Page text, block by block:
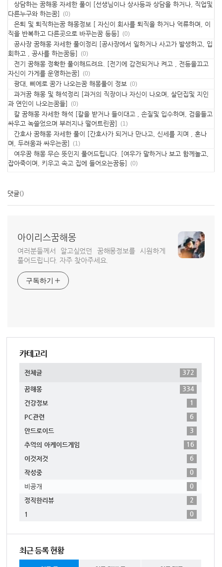
상담하는 꿈해몽 자세한 풀이 [선생님이나 상사등과 상담을 하거나, 직업및
다른누구와 하는꿈] (0)
은퇴 및 퇴직하는꿈 해몽정보 [ 자신이 회사를 퇴직을 하거나 억류하며, 이
직을 반복하고 다른곳으로 바꾸는꿈 등등] (0)
공사장 꿈해몽 자세한 풀이정리 [공사장에서 일하거나 사고가 발생하고, 입
회하고 , 공사를 하는꿈등] (0)
전기 꿈해몽 정확한 풀이해드려요. [전기에 감전되거나 켜고 , 전등을끄고
자신이 가게를 운영하는꿈] (0)
광대, 삐에로 꿈가 나오는꿈 해몽풀이 정보 (0)
과거꿈 해몽 및 해석정리 [과거의 직장이나 자신이 나오며, 살던집및 지인
과 연인이 나오는꿈들] (0)
칼 꿈해몽 자세한 해석 [칼을 받거나 들이대고 , 손질및 입수하며, 검을들고
싸우고 녹쓸었으며 부러지나 떨어트린꿈] (1)
간호사 꿈해몽 자세한 풀이 [간호사가 되거나 만나고, 신세를 지며 , 혼나
며, 두려움과 싸우는꿈] (1)
여우꿈 해몽 무슨 뜻인지 풀어드립니다. [여우가 말하거나 보고 함께놀고,
잡아죽이며, 키우고 속고 집에 들어오는꿈등] (0)
댓글()
아이리스꿈해몽
여러분들께서 알고싶었던 꿈해몽정보를 시원하게
풀어드립니다. 자주 찾아주세요.
구독하기
카테고리
전체글 372
꿈해몽
334
건강정보
1
PC관련
6
안드로이드
3
추억의 아케이드게임
16
이것저것
6
작성중
0
비공개
0
정직한리뷰
2
1
0
최근 등록 현황